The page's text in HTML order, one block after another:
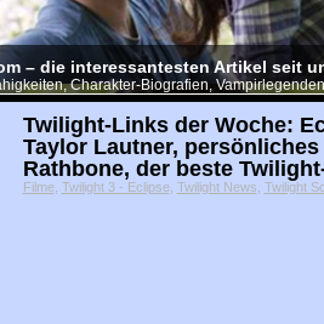
– die interessantesten Artikel seit
Charakter-Biografien,
Twilight-Links der Woche:
Taylor Lautner,
Rathbone, der beste
Filme, Twilight 3 - Eclipse, Twilight News Twilight